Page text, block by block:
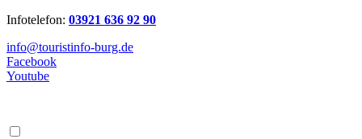
Infotelefon: 03921 636 92 90
info@touristinfo-burg.de
Facebook
Youtube